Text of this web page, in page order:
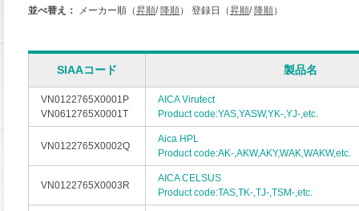
並べ替え： メーカー順（昇順/ 降順） 登録日（昇順/ 降順）
SIAAコード 製品名
VN0122765X0001P
VN0612765X0001T
AICA Virutect
Product code:YAS,YASW,YK-,YJ-,etc.
VN0122765X0002Q
Aica HPL
Product code:AK-,AKW,AKY,WAK,WAKW,etc.
VN0122765X0003R
AICA CELSUS
Product code:TAS,TK-,TJ-,TSM-,etc.